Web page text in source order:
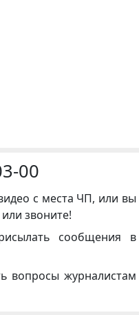
00
с места ЧП, или вы
звоните!
сообщения в
вопросы журналистам